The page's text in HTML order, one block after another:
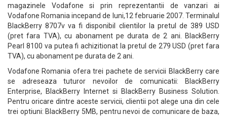
magazinele Vodafone si prin reprezentantii de vanzari ai
Vodafone Romania incepand de luni,12 februarie 2007. Terminalul
BlackBerry 8707v va fi disponibil clientilor la pretul de 389 USD
(pret fara TVA), cu abonament pe durata de 2 ani. BlackBerry
Pearl 8100 va putea fi achizitionat la pretul de 279 USD (pret fara
TVA), cu abonament pe durata de 2 ani.
Vodafone Romania ofera trei pachete de servicii BlackBerry care
se adreseaza tuturor nevoilor de comunicatii: BlackBerry
Enterprise, BlackBerry Internet si BlackBerry Business Solution.
Pentru oricare dintre aceste servicii, clientii pot alege una din cele
trei optiuni: BlackBerry 5MB, pentru nevoi de comunicare de baza,